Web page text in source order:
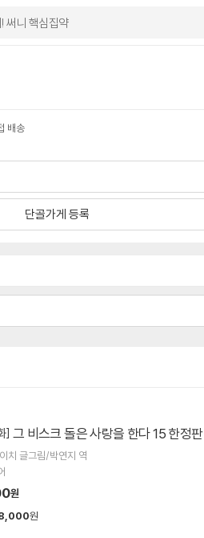
배송
단골가게 등록
] 그 비스크 돌은 사랑을 한다 15 한정판
치 글그림/박연지 역
원
원